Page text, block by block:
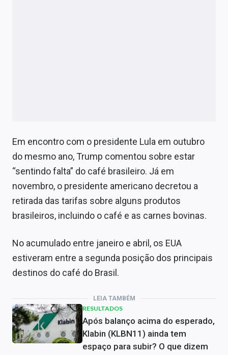
Em encontro com o presidente Lula em outubro
do mesmo ano, Trump comentou sobre estar
“sentindo falta” do café brasileiro. Já em
novembro, o presidente americano decretou a
retirada das tarifas sobre alguns produtos
brasileiros, incluindo o café e as carnes bovinas.
No acumulado entre janeiro e abril, os EUA
estiveram entre a segunda posição dos principais
destinos do café do Brasil.
LEIA TAMBÉM
RESULTADOS
Após balanço acima do esperado,
Klabin (KLBN11) ainda tem
espaço para subir? O que dizem